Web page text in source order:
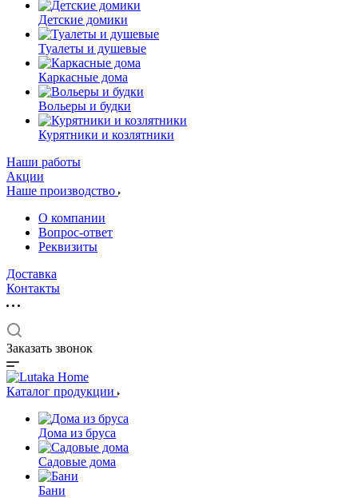
Детские домики
Туалеты и душевые
Каркасные дома
Вольеры и будки
Курятники и козлятники
Наши работы
Акции
Наше производство
О компании
Вопрос-ответ
Реквизиты
Доставка
Контакты
Заказать звонок
Каталог продукции
Дома из бруса
Садовые дома
Бани